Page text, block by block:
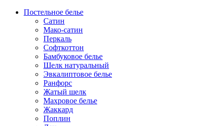
Постельное белье
Сатин
Мако-сатин
Перкаль
Софткоттон
Бамбуковое белье
Шелк натуральный
Эвкалиптовое белье
Ранфорс
Жатый шелк
Махровое белье
Жаккард
Поплин